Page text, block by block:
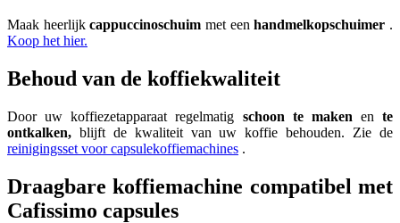
Maak heerlijkcappuccinoschuim met eenhandmelkopschuimer .
Koop het hier.
Behoud van de koffiekwaliteit
Door uw koffiezetapparaat regelmatig schoon te maken en te
ontkalken, blijft de kwaliteit van uw koffie behouden. Zie de
reinigingsset voor capsulekoffiemachines .
Draagbare koffiemachine compatibel met
Cafissimo capsules